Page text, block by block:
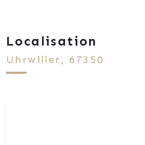
Localisation
Uhrwiller, 67350